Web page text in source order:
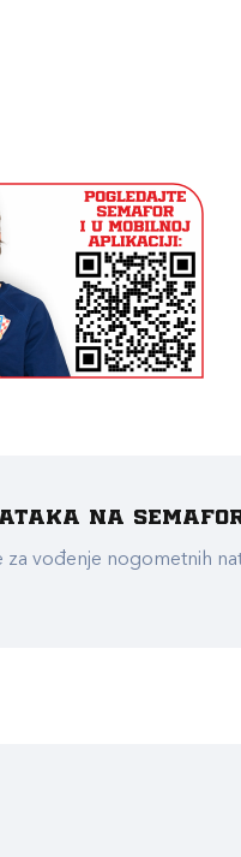
na
vođenje nogometnih